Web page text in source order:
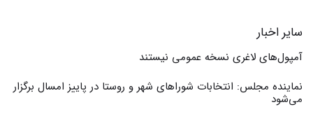
سایر اخبار
آمپول‌های لاغری نسخه عمومی نیستند
نماینده مجلس: انتخابات شوراهای شهر و روستا در پاییز امسال برگزار
می‌شود